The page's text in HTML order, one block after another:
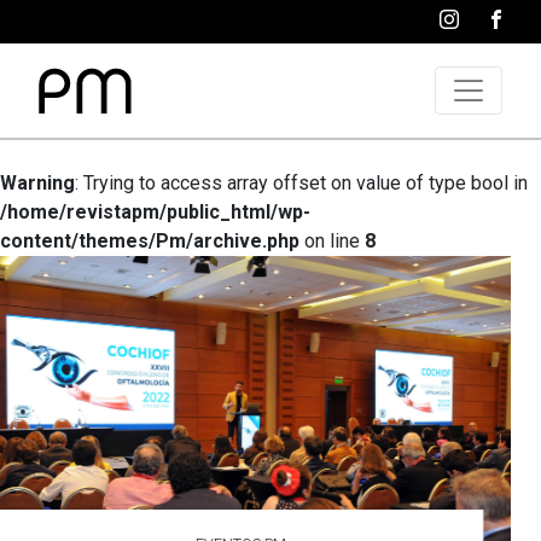
Warning: Trying to access array offset on value of type bool in
/home/revistapm/public_html/wp-
content/themes/Pm/archive.php on line 8